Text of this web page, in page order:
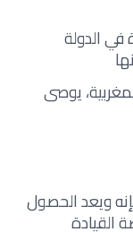
الدولة
يوصى
ويعد الحصول
القيادة